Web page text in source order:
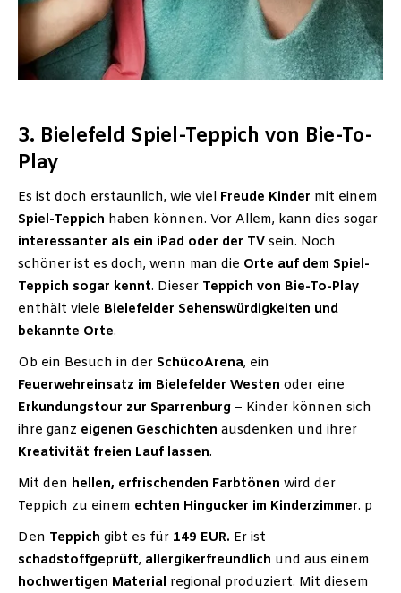
3. Bielefeld Spiel-Teppich von Bie-To-
Play
Es ist doch erstaunlich, wie viel Freude Kinder mit einem
Spiel-Teppich haben können. Vor Allem, kann dies sogar
interessanter als ein iPad oder der TV sein. Noch
schöner ist es doch, wenn man die Orte auf dem Spiel-
Teppich sogar kennt. Dieser Teppich von Bie-To-Play
enthält viele Bielefelder Sehenswürdigkeiten und
bekannte Orte.
Ob ein Besuch in der SchücoArena, ein
Feuerwehreinsatz im Bielefelder Westen oder eine
Erkundungstour zur Sparrenburg – Kinder können sich
ihre ganz eigenen Geschichten ausdenken und ihrer
Kreativität freien Lauf lassen.
Mit den hellen, erfrischenden Farbtönen wird der
Teppich zu einem echten Hingucker im Kinderzimmer. p
Den Teppich gibt es für 149 EUR. Er ist
schadstoffgeprüft, allergikerfreundlich und aus einem
hochwertigen Material regional produziert. Mit diesem